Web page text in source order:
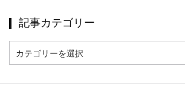
記事カテゴリー
事
カ